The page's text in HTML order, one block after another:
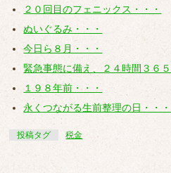
２０回目のフェニックス・・・
ぬいぐるみ・・・
今日ら８月・・・
緊急事態に備え、２４時間３６
１９８年前・・・
永くつながる生前整理の日・・・
投稿タグ 税金